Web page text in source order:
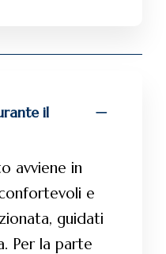
il
avviene in
e
guidati
Per la parte